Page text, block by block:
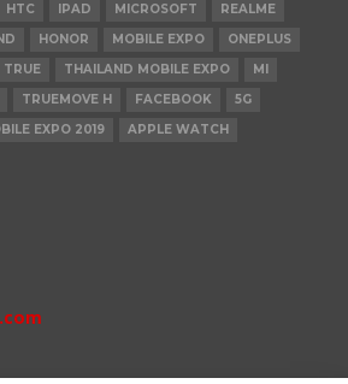
HTC IPAD MICROSOFT
REALME
HONOR MOBILE EXPO
ONEPLUS
TRUE THAILAND MOBILE EXPO
MI
TRUEMOVE H FACEBOOK
5G
EXPO 2019
APPLE WATCH